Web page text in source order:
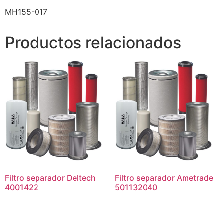
MH155-017
Productos relacionados
Filtro separador Deltech
4001422
Filtro separador Ametrade
501132040